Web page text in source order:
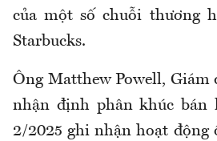
của một số chuỗi thương
Starbucks.
Ông Matthew Powell, Giám
nhận định phân khúc
2/2025 ghi nhận hoạt động